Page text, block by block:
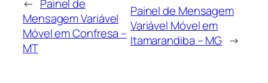
← Painel de
Mensagem Variável
Móvel em Confresa –
MT
Painel de Mensagem
Variável Móvel em
Itamarandiba – MG →